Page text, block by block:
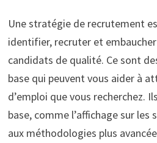
Une stratégie de recrutement
identifier, recruter et embaucher
candidats de qualité. Ce sont
base qui peuvent vous aider à
d’emploi que vous recherchez.
base, comme l’affichage sur les
aux méthodologies plus